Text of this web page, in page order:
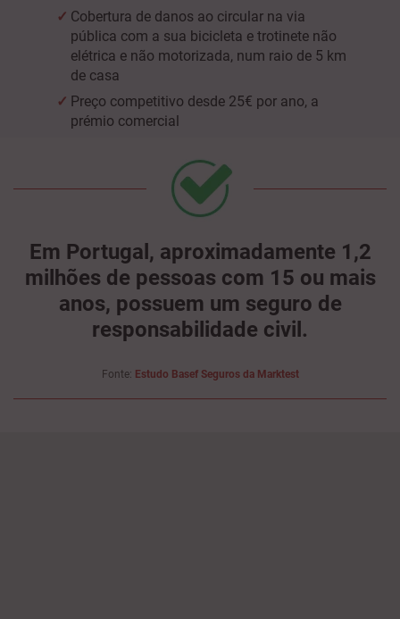
Cobertura de danos ao circular na via
pública com a sua bicicleta e trotinete não
elétrica e não motorizada, num raio de 5 km
de casa
Preço competitivo desde 25€ por ano, a
prémio comercial
Em Portugal, aproximadamente 1,2
milhões de pessoas com 15 ou mais
anos, possuem um seguro de
responsabilidade civil.
Fonte: Estudo Basef Seguros da Marktest